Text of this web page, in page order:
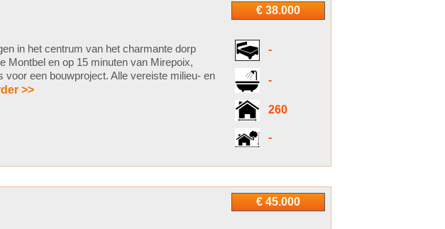
€ 38.000
-
-
260
-
in het centrum van het charmante dorp
Montbel en op 15 minuten van Mirepoix,
voor een bouwproject. Alle vereiste milieu- en
>>
€ 45.000